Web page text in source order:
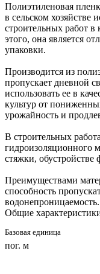
Полиэтиленовая
в сельском хозяйстве
строительных работ в
этого, она является
упаковки.
Производится из
пропускает дневной
использовать ее в
культур от
урожайность и
В строительных
гидроизоляционного
стяжки,
Преимуществами
способность
водонепроницаемость.
Общие
Базовая единица
пог. м